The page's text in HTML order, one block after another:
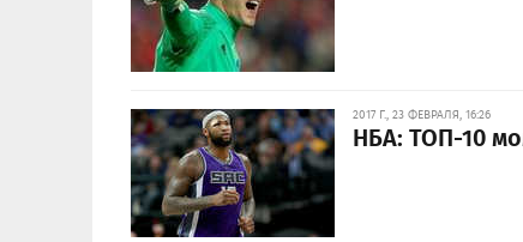
2017 Г., 23 ФЕВРАЛЯ, 16:26
НБА: ТОП-10